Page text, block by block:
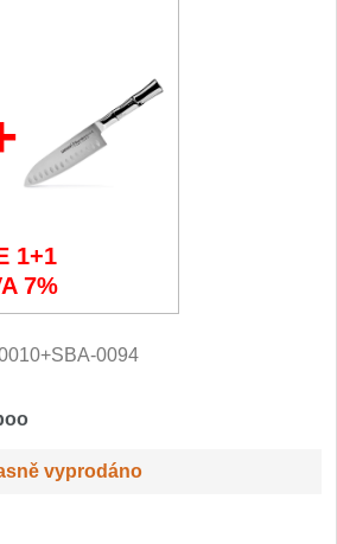
nože
1+1
7%
0094
vyprodáno